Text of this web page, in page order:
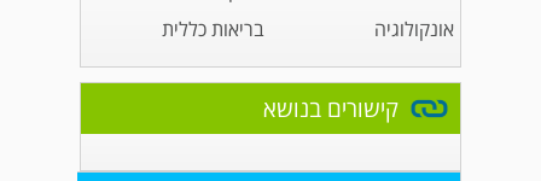
אונקולוגיה
בריאות כללית
קישורים בנושא